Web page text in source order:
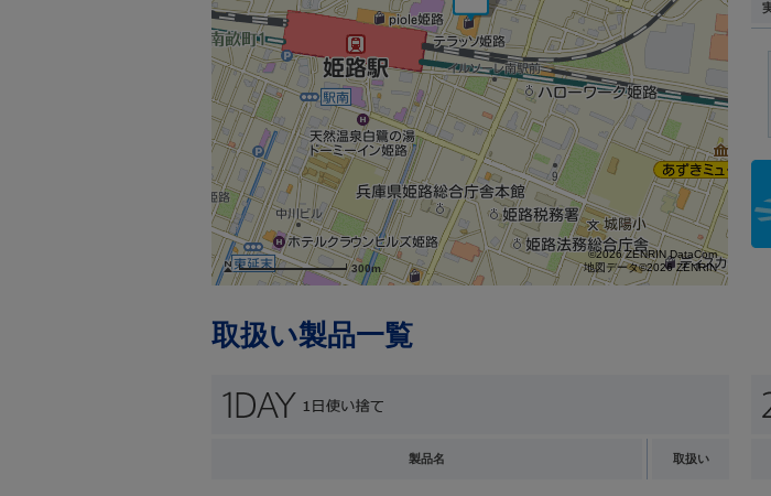
300m
©2026 ZENRIN DataCom
地図データ©2026 ZENRIN
取扱い製品一覧
製品名 取扱い